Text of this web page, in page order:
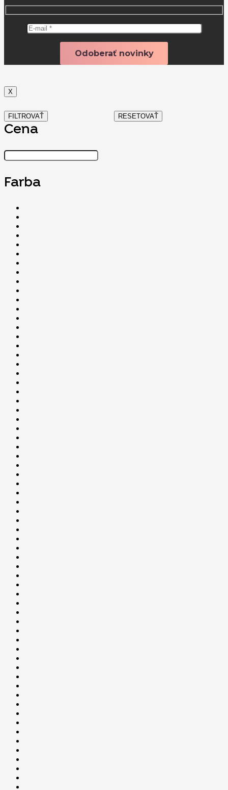
X
FILTROVAŤ RESETOVAŤ
Cena
Farba